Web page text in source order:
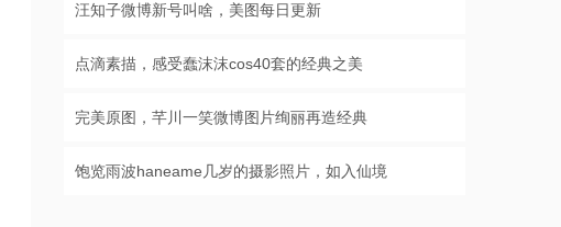
汪知子微博新号叫啥，美图每日更新
点滴素描，感受蠢沫沫cos40套的经典之美
完美原图，芊川一笑微博图片绚丽再造经典
饱览雨波haneame几岁的摄影照片，如入仙境